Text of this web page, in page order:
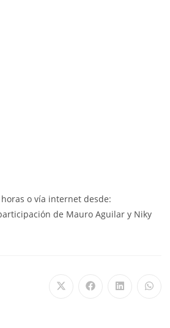
o vía internet desde:
de Mauro Aguilar y Niky